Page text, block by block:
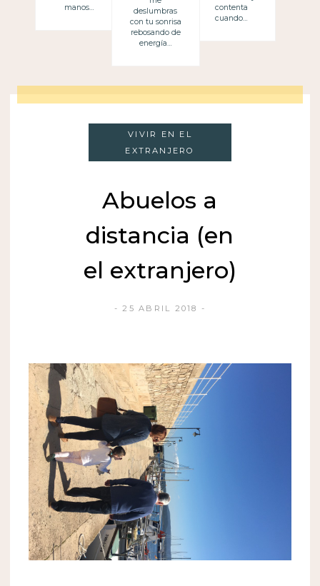
manos…
deslumbras
con tu sonrisa
rebosando de
energía…
contenta
cuando…
VIVIR EN EL
EXTRANJERO
Abuelos a
distancia (en
el extranjero)
25 ABRIL 2018